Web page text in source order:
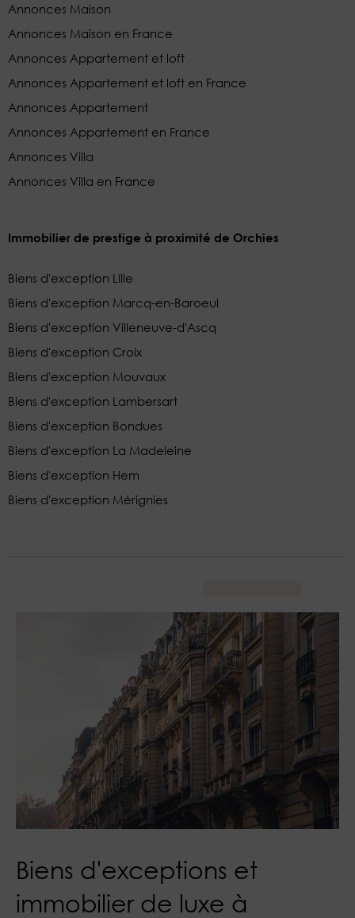
Annonces Maison
Annonces Maison en France
Annonces Appartement et loft
Annonces Appartement et loft en France
Annonces Appartement
Annonces Appartement en France
Annonces Villa
Annonces Villa en France
Immobilier de prestige à proximité de Orchies
Biens d'exception Lille
Biens d'exception Marcq-en-Baroeul
Biens d'exception Villeneuve-d'Ascq
Biens d'exception Croix
Biens d'exception Mouvaux
Biens d'exception Lambersart
Biens d'exception Bondues
Biens d'exception La Madeleine
Biens d'exception Hem
Biens d'exception Mérignies
Biens d'exceptions et
immobilier de luxe à